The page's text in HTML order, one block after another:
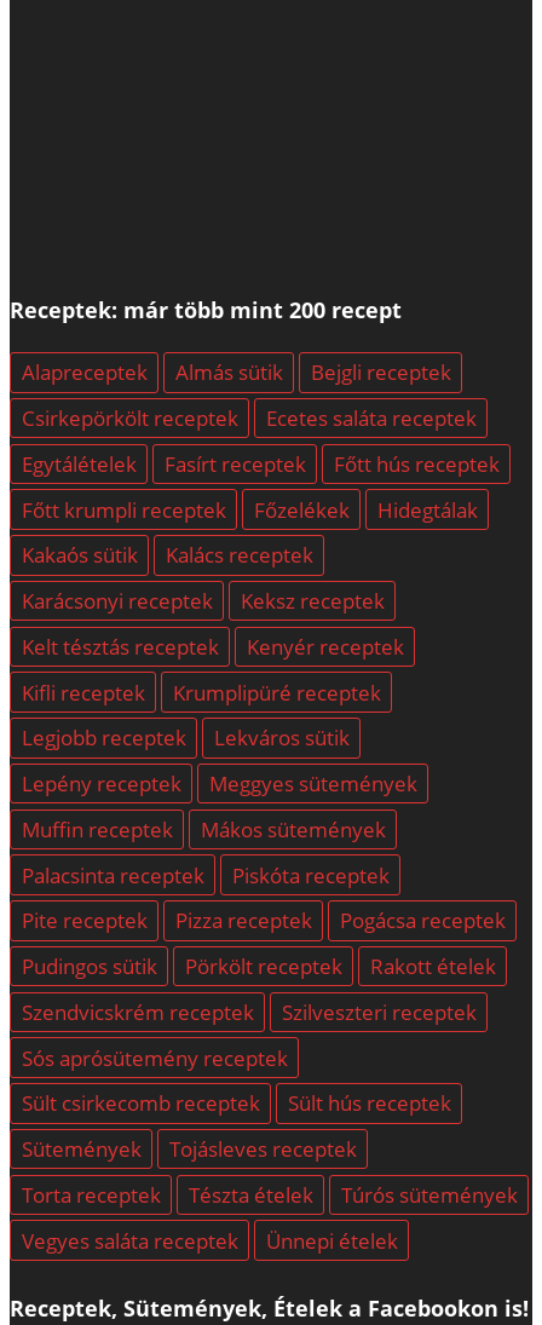
Receptek: már több mint 200 recept
Alapreceptek Almás sütik
Bejgli receptek
Csirkepörkölt receptek
Ecetes saláta receptek
Egytálételek
Fasírt receptek
Főtt hús receptek
Főtt krumpli receptek
Főzelékek
Hidegtálak
Kakaós sütik
Kalács receptek
Karácsonyi receptek
Keksz receptek
Kelt tésztás receptek
Kenyér receptek
Kifli receptek
Krumplipüré receptek
Legjobb receptek
Lekváros sütik
Lepény receptek
Meggyes sütemények
Muffin receptek
Mákos sütemények
Palacsinta receptek
Piskóta receptek
Pite receptek
Pizza receptek
Pogácsa receptek
Pudingos sütik
Pörkölt receptek
Rakott ételek
Szendvicskrém receptek
Szilveszteri receptek
Sós aprósütemény receptek
Sült csirkecomb receptek
Sült hús receptek
Sütemények
Tojásleves receptek
Torta receptek
Tészta ételek
Túrós sütemények
Vegyes saláta receptek
Ünnepi ételek
Receptek, Sütemények, Ételek a Facebookon is!